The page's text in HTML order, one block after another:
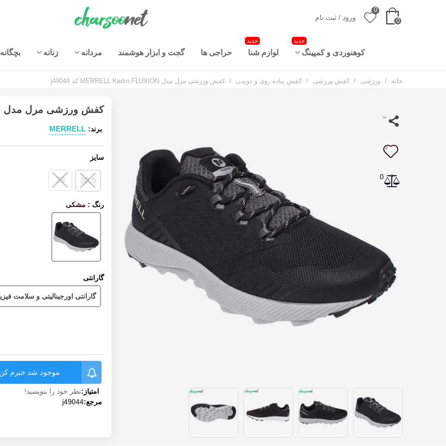
0
0
ورود / ثبت نام
کوهنوردی و کمپینگ
جدید
لوازم شنا
جدید
حراجی ها گجت و ابزار هوشمند مردانه زنانه بچگانه
خانه / ورزشی / کفش ورزشی / کفش پیاده روی و دویدن / کفش ورزشی مرل مدل MERRELL Kadın FLUXION کد j49044
0
کفش ورزشی مرل مدل MERRELL Kadın FLUXION کد j49044
برند: MERRELL
سایز
38.5
39
رنگ : مشکی
گارانتی
گارانتی اورجینالیتی و سلامت
موجود شد خبرم
امتیاز:نظر خود را بنویسید!
مرجع:j49044